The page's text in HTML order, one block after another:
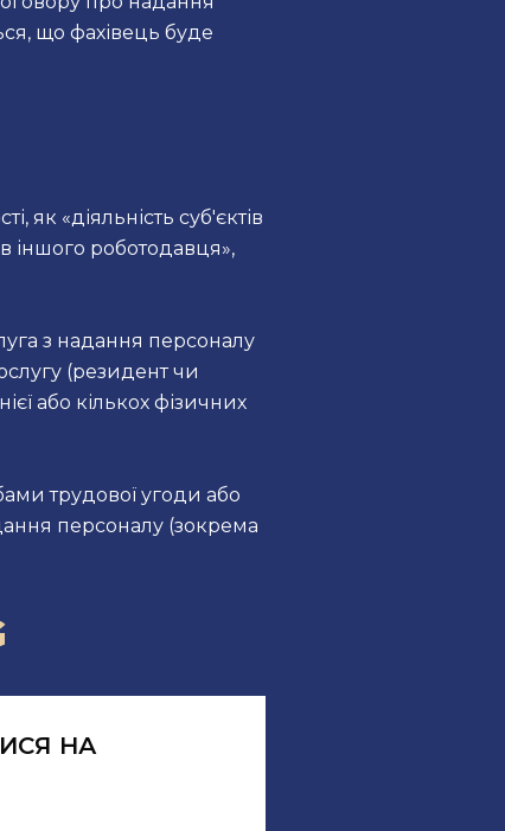
що фахівець буде
як «діяльність суб'єктів
іншого роботодавця»,
з надання персоналу
(резидент чи
або кількох фізичних
трудової угоди або
персоналу (зокрема
НА